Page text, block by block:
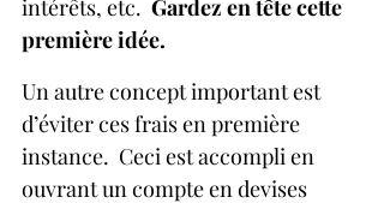
intérêts, etc. Gardez en tête cette
première idée.
Un autre concept important est
d’éviter ces frais en première
instance.  Ceci est accompli en
ouvrant un compte en devises